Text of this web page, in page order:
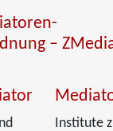
–
Institute